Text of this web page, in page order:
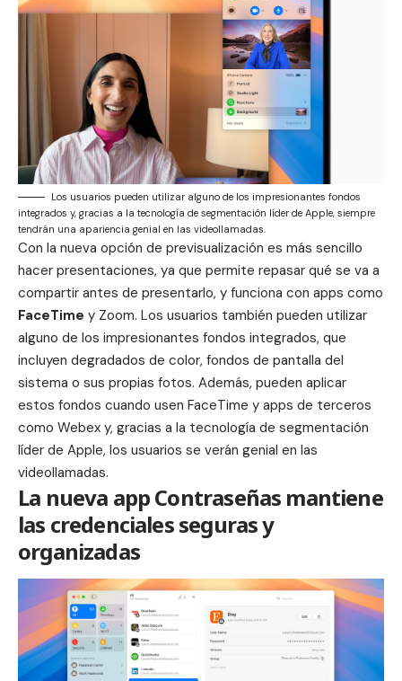
Los usuarios pueden utilizar alguno de los impresionantes fondos
integrados y, gracias a la tecnología de segmentación líder de Apple, siempre
tendrán una apariencia genial en las videollamadas.
Con la nueva opción de previsualización es más sencillo
hacer presentaciones, ya que permite repasar qué se va a
compartir antes de presentarlo, y funciona con apps como
FaceTime y Zoom. Los usuarios también pueden utilizar
alguno de los impresionantes fondos integrados, que
incluyen degradados de color, fondos de pantalla del
sistema o sus propias fotos. Además, pueden aplicar
estos fondos cuando usen FaceTime y apps de terceros
como Webex y, gracias a la tecnología de segmentación
líder de Apple, los usuarios se verán genial en las
videollamadas.
La nueva app Contraseñas mantiene
las credenciales seguras y
organizadas